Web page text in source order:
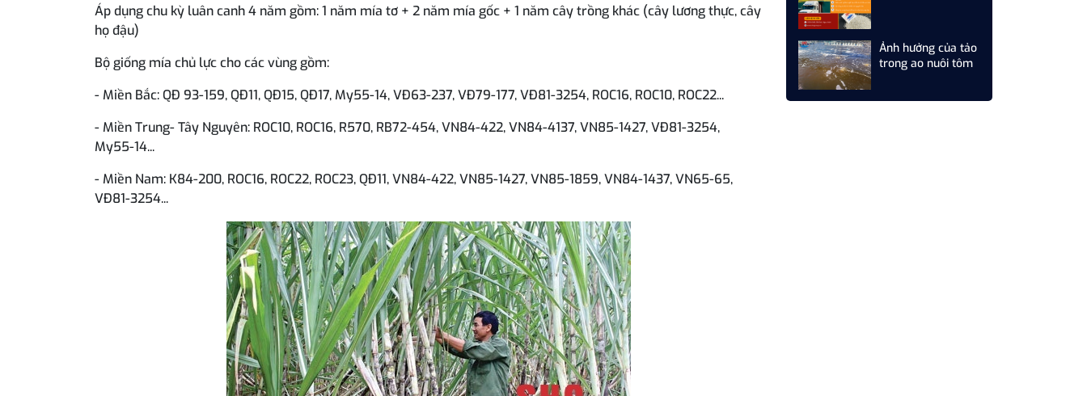
Áp dụng chu kỳ luân canh 4 năm gồm: 1 năm mía tơ + 2 năm mía gốc + 1 năm cây trồng khác (cây lương thực, cây
họ đậu)
Bộ giống mía chủ lực cho các vùng gồm:
- Miền Bắc: QĐ 93-159, QĐ11, QĐ15, QĐ17, My55-14, VĐ63-237, VĐ79-177, VĐ81-3254, ROC16, ROC10, ROC22...
- Miền Trung- Tây Nguyên: ROC10, ROC16, R570, RB72-454, VN84-422, VN84-4137, VN85-1427, VĐ81-3254,
My55-14...
- Miền Nam: K84-200, ROC16, ROC22, ROC23, QĐ11, VN84-422, VN85-1427, VN85-1859, VN84-1437, VN65-65,
VĐ81-3254...
XUẤT THỨC ĂN
CHĂN NUÔI
Ảnh hưởng của tảo
trong ao nuôi tôm